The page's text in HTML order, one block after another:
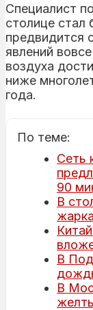
Специалист
столице стал
предвидится
явлений
воздуха
ниже
года.
По теме:
Сеть
90
В
В
В